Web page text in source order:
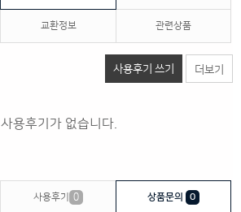
교환정보 관련상품
사용후기 쓰기 더보기
사용후기가 없습니다.
사용후기 0 상품문의 0